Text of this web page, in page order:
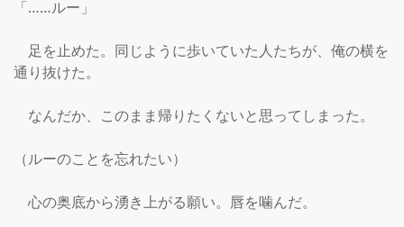
「……ルー」
足を止めた。同じように歩いていた人たちが、俺の横を
通り抜けた。
なんだか、このまま帰りたくないと思ってしまった。
（ルーのことを忘れたい）
心の奥底から湧き上がる願い。唇を噛んだ。